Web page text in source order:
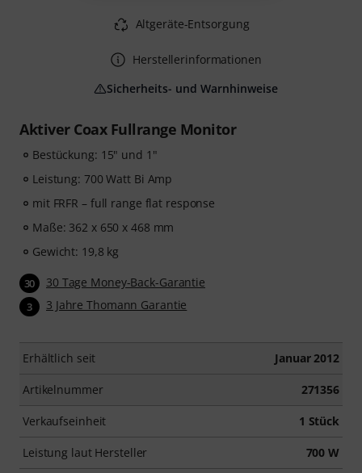
Aktiver Coax Fullrange Monitor
Bestückung: 15" und 1"
Leistung: 700 Watt Bi Amp
mit FRFR – full range flat response
Maße: 362 x 650 x 468 mm
Gewicht: 19,8 kg
30 30 Tage Money-Back-Garantie
3 3 Jahre Thomann Garantie
Erhältlich seit Januar 2012
Artikelnummer 271356
Verkaufseinheit 1 Stück
Leistung laut Hersteller 700 W
Altgeräte-Entsorgung
Herstellerinformationen
Sicherheits- und Warnhinweise